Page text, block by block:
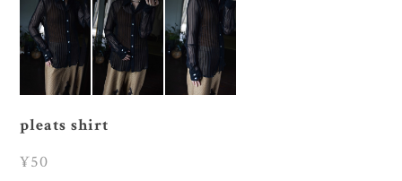
pleats shirt
¥50